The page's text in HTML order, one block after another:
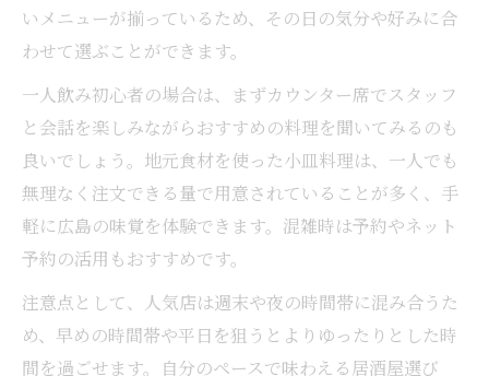
いメニューが揃っているため、その日の気分や好みに合
わせて選ぶことができます。
一人飲み初心者の場合は、まずカウンター席でスタッフ
と会話を楽しみながらおすすめの料理を聞いてみるのも
良いでしょう。地元食材を使った小皿料理は、一人でも
無理なく注文できる量で用意されていることが多く、手
軽に広島の味覚を体験できます。混雑時は予約やネット
予約の活用もおすすめです。
注意点として、人気店は週末や夜の時間帯に混み合うた
め、早めの時間帯や平日を狙うとよりゆったりとした時
間を過ごせます。自分のペースで味わえる居酒屋選び